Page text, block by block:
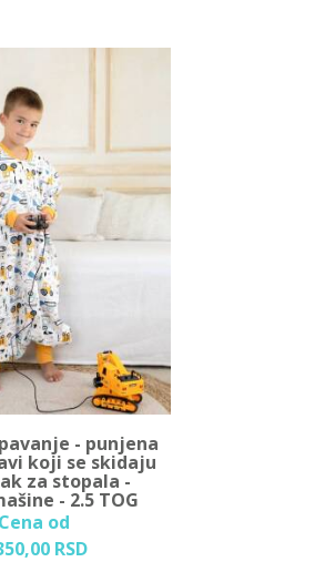
- punjena
koji se skidaju
za stopala -
- 2.5 TOG
Cena od
00 RSD